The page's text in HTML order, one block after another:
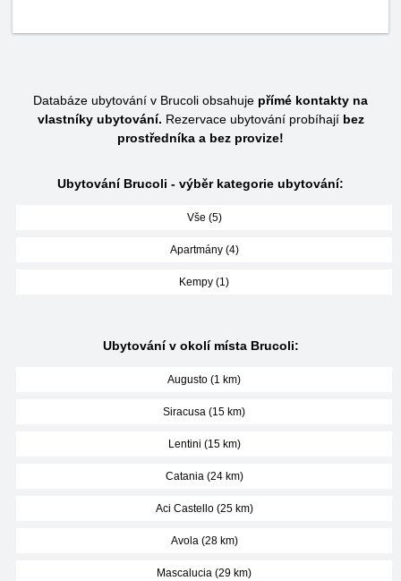
Databáze ubytování v Brucoli obsahuje přímé kontakty na
vlastníky ubytování. Rezervace ubytování probíhají bez
prostředníka a bez provize!
Ubytování Brucoli - výběr kategorie ubytování:
Vše (5)
Apartmány (4)
Kempy (1)
Ubytování v okolí místa Brucoli:
Augusto (1 km)
Siracusa (15 km)
Lentini (15 km)
Catania (24 km)
Aci Castello (25 km)
Avola (28 km)
Mascalucia (29 km)